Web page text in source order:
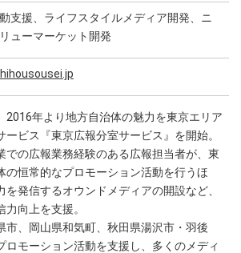
支援、ライフスタイルメディア開発、ニ
ューマーケット開発
2016年より地方自治体の魅力を東京エリア
ービス『東京広報分室サービス』を開始。
での広報業務経験のある広報担当者が、東
の恒常的なプロモーション活動を行うほ
発信するオウンドメディアの開設など、
向上を支援。
市、岡山県和気町、秋田県湯沢市・羽後
ロモーション活動を支援し、多くのメディ